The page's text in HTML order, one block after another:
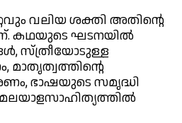
വലിയ ശക്തി അതിന്റെ
കഥയുടെ ഘടനയിൽ
സ്ത്രീയോടുള്ള
ഭാഷയുടെ സമൃദ്ധി